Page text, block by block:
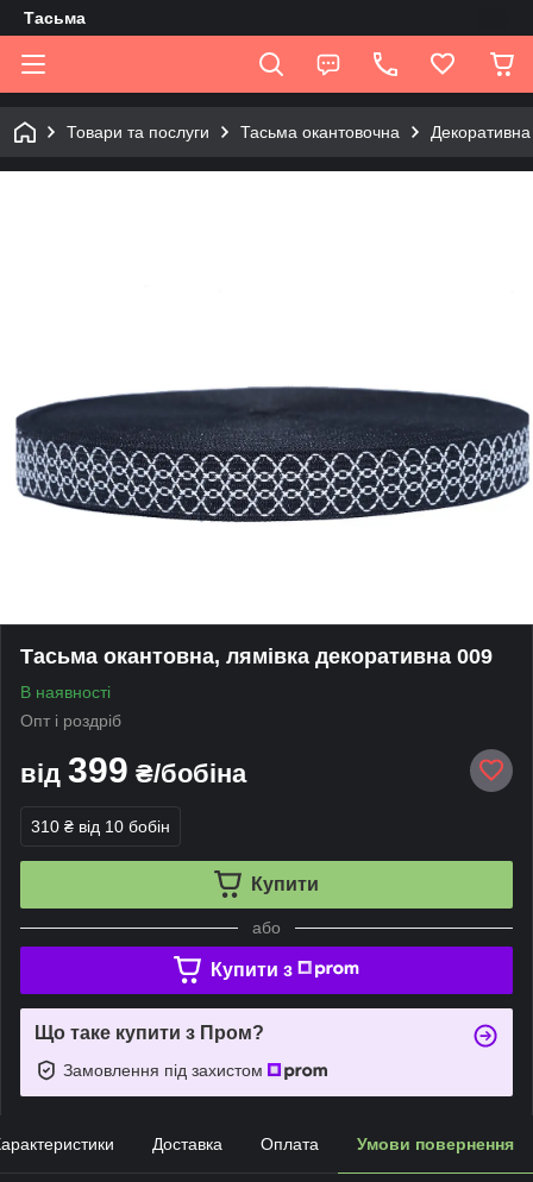
Tасьма
Товари та послуги Тасьма окантовочна
Тасьма окантовна, лямівка декоративна 009
В наявності
Опт і роздріб
від 399 ₴/бобіна
310 ₴ від 10 бобін
Купити
або
Купити з
Що таке купити з Пром?
Замовлення під захистом
Доставка Оплата Умови повернення